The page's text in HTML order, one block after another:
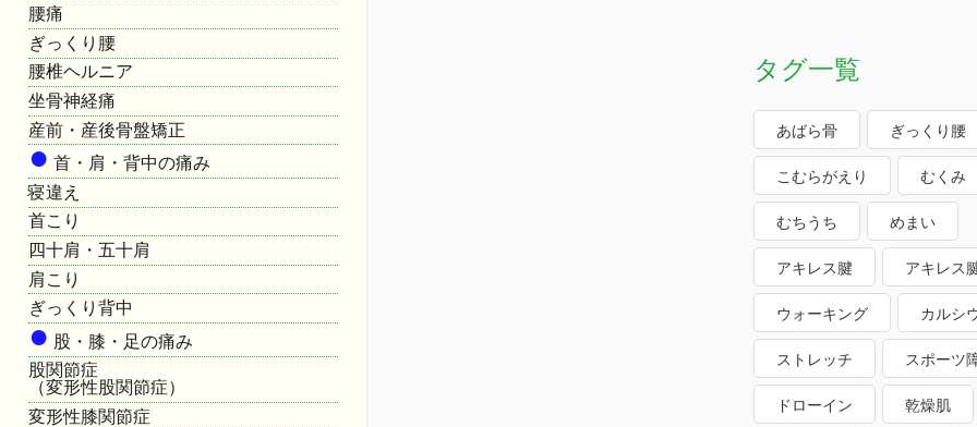
腰痛
ぎっくり腰
腰椎ヘルニア
坐骨神経痛
産前・産後骨盤矯正
● 首・肩・背中の痛み
寝違え
首こり
四十肩・五十肩
肩こり
ぎっくり背中
● 股・膝・足の痛み
股関節症
（変形性股関節症）
変形性膝関節症
タグ一覧
あばら骨 ぎっくり腰
こむらがえり むくみ
むちうち めまい
アキレス腱 アキレス
ウォーキング カルシ
ストレッチ スポーツ
ドローイン 乾燥肌